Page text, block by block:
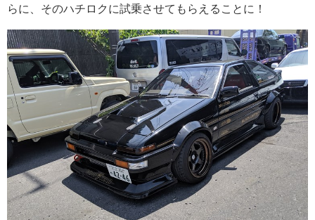
らに、そのハチロクに試乗させてもらえることに！